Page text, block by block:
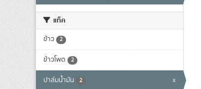
แท็ค
ข้าว 2
ข้าวโพด 2
ปาล์มน้ำมัน 2 x